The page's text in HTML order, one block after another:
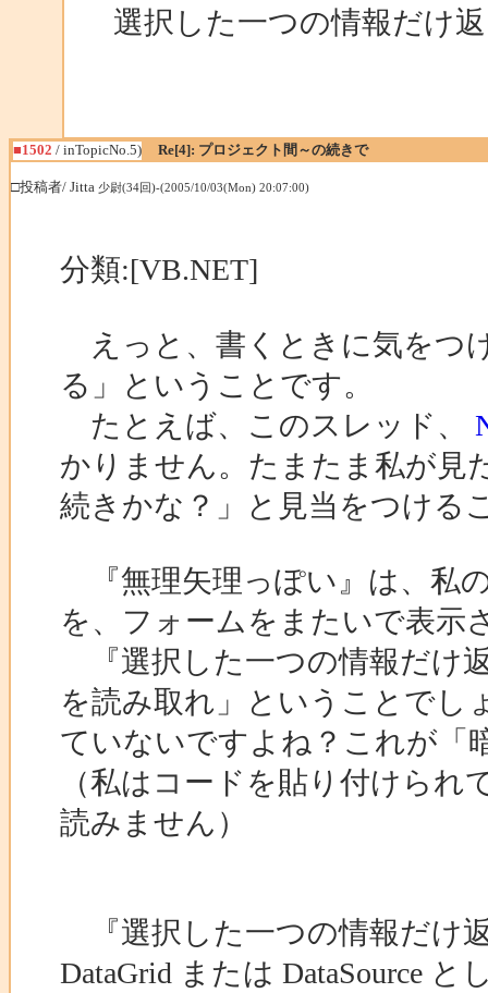
選択した一つの情報だけ
■1502 / inTopicNo.5) Re[4]: プロジェクト間～の続きで
□投稿者/ Jitta 少尉(34回)-(2005/10/03(Mon) 20:07:00)
分類:[VB.NET]
えっと、書くときに気をつ
る」ということです。
たとえば、このスレッド、
かりません。たまたま私が見
続きかな？」と見当をつける
『無理矢理っぽい』は、私
を、フォームをまたいで表示
『選択した一つの情報だけ
を読み取れ」ということでし
ていないですよね？これが「
（私はコードを貼り付けら
読みません）
『選択した一つの情報だけ
DataGrid または DataSource